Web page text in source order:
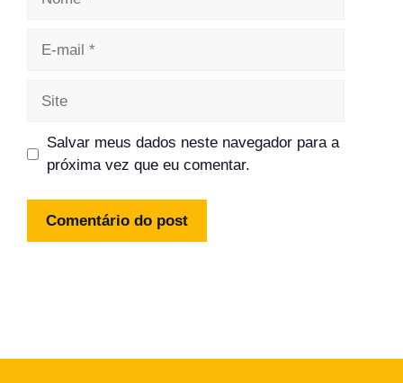
Salvar meus dados neste navegador para a
próxima vez que eu comentar.